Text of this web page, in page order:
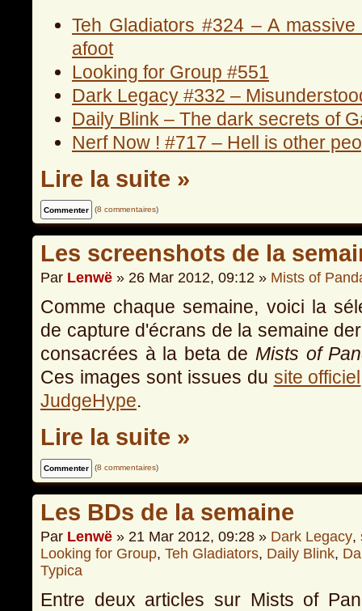
Teh Gladiators #324 – A massive
afoot
Looking for Group #551
Dark Legacy #332 –
Daily Blink – The dark secrets of
Nerf Now ! #717 – Hell is other
Lire la suite »
(8 commentaires)
Les screenshots de la
Par Lenwë » 26 Mar 2012, 09:12 » Mists of
Comme chaque semaine, voici la
de capture d'écrans de la semaine
consacrées à la beta de Mists of
Ces images sont issues du site officiel
JudgeHype.
Lire la suite »
(8 commentaires)
Les BDs de la semaine
Par Lenwë » 21 Mar 2012, 09:28 » Dark Legacy,
Looking for Group, Teh Gladiators, Daily Blink,
Typica
Entre deux articles sur Mists of